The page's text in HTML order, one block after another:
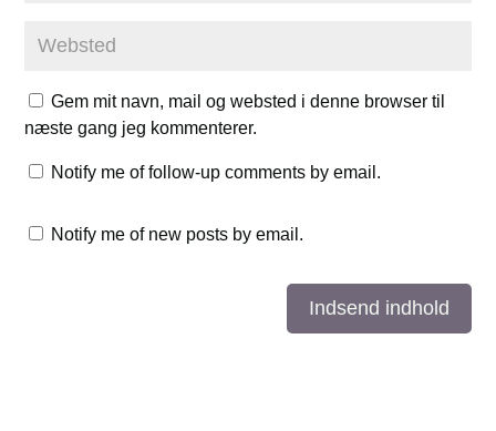
Gem mit navn, mail og websted i denne browser til
næste gang jeg kommenterer.
Notify me of follow-up comments by email.
Notify me of new posts by email.
Indsend indhold